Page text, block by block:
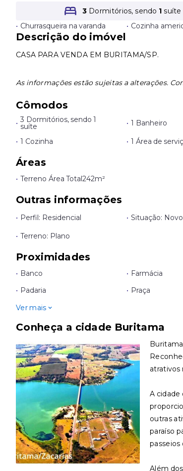
3 Dormitórios, sendo 1 suíte
• Churrasqueira na varanda • Cozinha
Descrição do imóvel
CASA PARA VENDA EM BURITAMA/SP.
As informações estão sujeitas a alterações.
Cômodos
• 3 Dormitórios, sendo 1
suíte • 1 Banheiro
• 1 Cozinha • 1 Área de
Áreas
• Terreno Área Total242m²
Outras informações
• Perfil: Residencial • Situação: Novo
• Terreno: Plano
Proximidades
• Banco • Farmácia
• Padaria • Praça
Ver mais
Conheça a cidade Buritama
atrativos
A cidade
outras
paraíso
passeios
Além